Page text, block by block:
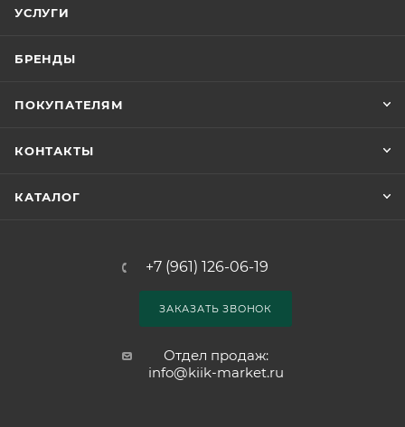
УСЛУГИ
БРЕНДЫ
ПОКУПАТЕЛЯМ
КОНТАКТЫ
КАТАЛОГ
+7 (961) 126-06-19
ЗАКАЗАТЬ ЗВОНОК
Отдел продаж:
info@kiik-market.ru